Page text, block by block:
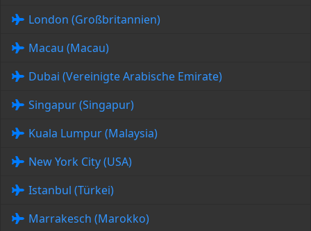
London (Großbritannien)
Macau (Macau)
Dubai (Vereinigte Arabische Emirate)
Singapur (Singapur)
Kuala Lumpur (Malaysia)
New York City (USA)
Istanbul (Türkei)
Marrakesch (Marokko)